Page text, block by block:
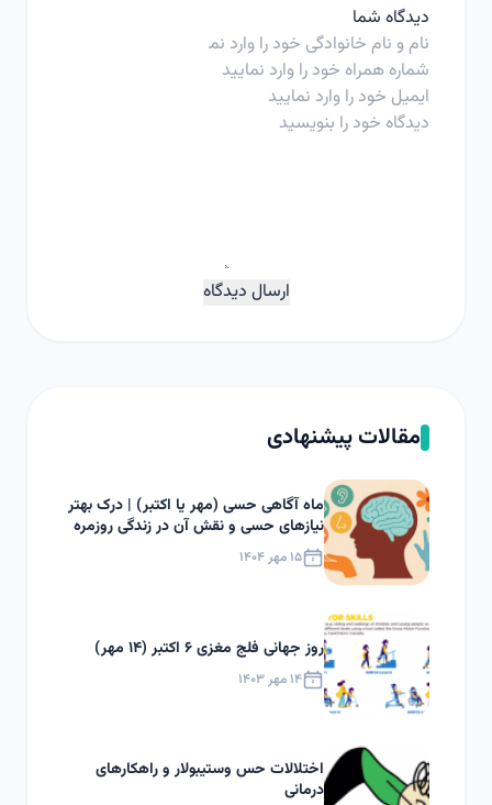
دیدگاه شما
ارسال دیدگاه
مقالات پیشنهادی
ماه آگاهی حسی (مهر یا اکتبر) | درک بهتر
نیازهای حسی و نقش آن در زندگی روزمره
۱۵ مهر ۱۴۰۴
روز جهانی فلج مغزی ۶ اکتبر (۱۴ مهر)
۱۴ مهر ۱۴۰۳
اختلالات حس وستیبولار و راهکارهای
درمانی